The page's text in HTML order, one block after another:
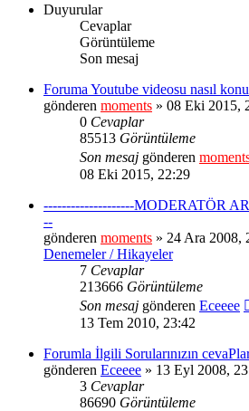
Duyurular
Cevaplar
Görüntüleme
Son mesaj
Foruma Youtube videosu nasıl
gönderen moments » 08 Eki 2015,
0 Cevaplar
85513 Görüntüleme
Son mesaj gönderen
08 Eki 2015, 22:29
--------------------MODERATÖR
--
gönderen moments » 24 Ara 2008,
Denemeler / Hikayeler
7 Cevaplar
213666 Görüntüleme
Son mesaj gönderen Eceeee
13 Tem 2010, 23:42
Forumla İlgili Sorularınızın
gönderen Eceeee » 13 Eyl 2008,
3 Cevaplar
86690 Görüntüleme